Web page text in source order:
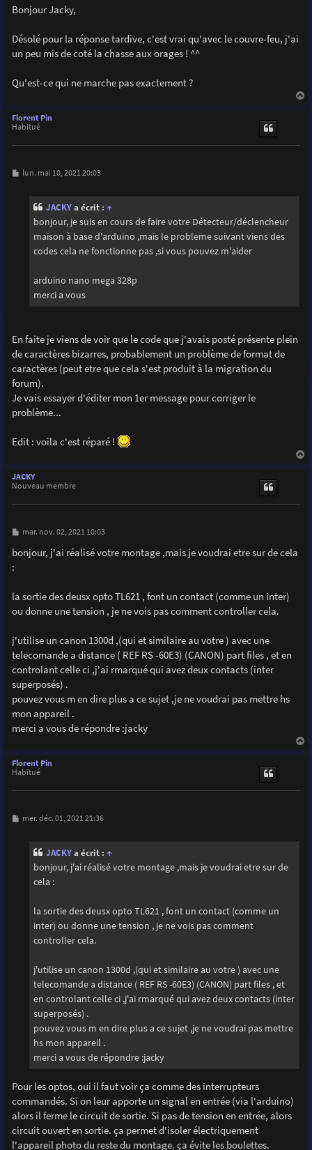
s
s
g
e
Bonjour Jacky,
Désolé pour la réponse tardive, c'est vrai qu'avec le couvre-feu, j'ai
un peu mis de coté la chasse aux orages ! ^^
Qu'est-ce qui ne marche pas exactement ?
Florent Pin
Habitué
M
lun. mai 10, 2021 20:03
JACKYa écrit : ↑
bonjour, je suis en cours de faire votre Détecteur/déclencheur
maison à base d'arduino ,mais le probleme suivant viens des
codes cela ne fonctionne pas ,si vous pouvez m'aider
arduino nano mega 328p
merci a vous
En faite je viens de voir que le code que j'avais posté présente plein
de caractères bizarres, probablement un problème de format de
caractères (peut etre que cela s'est produit à la migration du
forum).
Je vais essayer d'éditer mon 1er message pour corriger le
problème...
Edit : voila c'est réparé !
JACKY
Nouveau membre
M
s
s
mar. nov. 02, 2021 10:03
bonjour, j'ai réalisé votre montage ,mais je voudrai etre sur de cela
:
la sortie des deusx opto TL621 , font un contact (comme un inter)
ou donne une tension , je ne vois pas comment controller cela.
j'utilise un canon 1300d ,(qui et similaire au votre ) avec une
telecomande a distance ( REF RS -60E3) (CANON) part files , et en
controlant celle ci ,j'ai rmarqué qui avez deux contacts (inter
superposés) .
pouvez vous m en dire plus a ce sujet ,je ne voudrai pas mettre hs
mon appareil .
merci a vous de répondre :jacky
Florent Pin
Habitué
M
mer. déc. 01, 2021 21:36
JACKYa écrit : ↑
bonjour, j'ai réalisé votre montage ,mais je voudrai etre sur de
cela :
la sortie des deusx opto TL621 , font un contact (comme un
inter) ou donne une tension , je ne vois pas comment
controller cela.
j'utilise un canon 1300d ,(qui et similaire au votre ) avec une
telecomande a distance ( REF RS -60E3) (CANON) part files , et
en controlant celle ci ,j'ai rmarqué qui avez deux contacts (inter
superposés) .
pouvez vous m en dire plus a ce sujet ,je ne voudrai pas mettre
hs mon appareil .
merci a vous de répondre :jacky
Pour les optos, oui il faut voir ça comme des interrupteurs
commandés. Si on leur apporte un signal en entrée (via l'arduino)
alors il ferme le circuit de sortie. Si pas de tension en entrée, alors
circuit ouvert en sortie. ça permet d'isoler électriquement
l'appareil photo du reste du montage. ça évite les boulettes.